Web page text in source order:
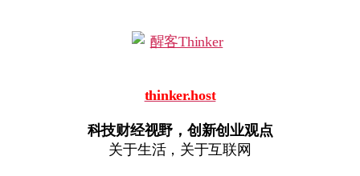
thinker.host
科技财经视野，创新创业观点
关于生活，关于互联网